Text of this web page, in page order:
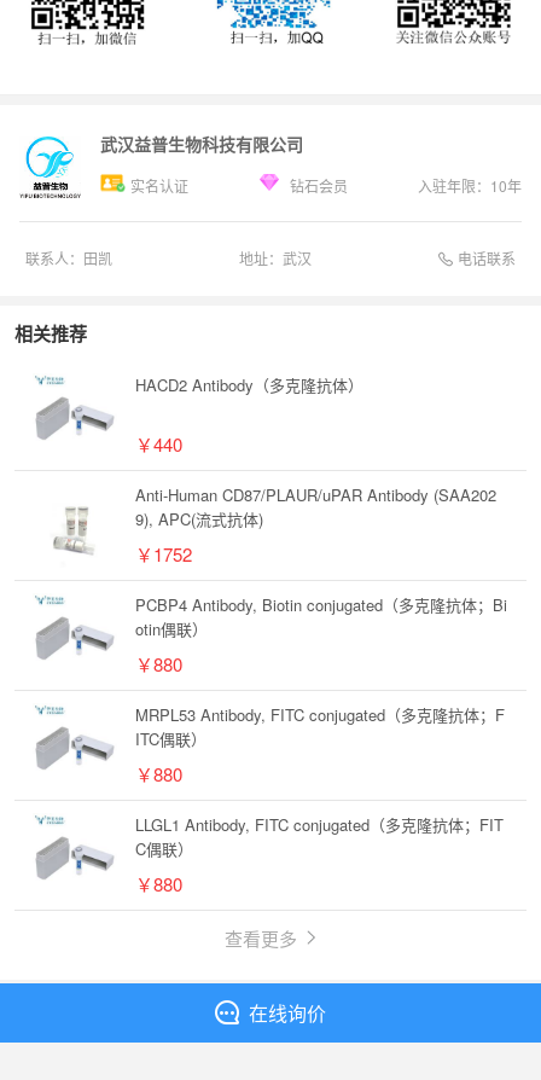
武汉益普生物科技有限公司
实名认证 钻石会员 入驻年限： 10年
联系人： 田凯 地址： 武汉 电话联系
相关推荐
HACD2 Antibody（多克隆抗体）
￥440
Anti-Human CD87/PLAUR/uPAR Antibody (SAA202
9), APC(流式抗体)
￥1752
PCBP4 Antibody, Biotin conjugated（多克隆抗体；Bi
otin偶联）
￥880
MRPL53 Antibody, FITC conjugated（多克隆抗体；F
ITC偶联）
￥880
LLGL1 Antibody, FITC conjugated（多克隆抗体；FIT
C偶联）
￥880
查看更多
Anti-Kv1.5 K+ channel Antibody (K7/45)
在线询价